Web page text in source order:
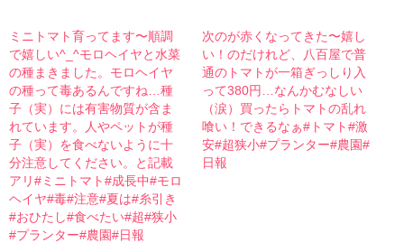
ミニトマト育ってます〜順調
で嬉しい^_^モロヘイヤと水菜
の種まきました。モロヘイヤ
の種って毒あるんですね…種
子（実）には有害物質が含ま
れています。人やペットが種
子（実）を食べないように十
分注意してください。と記載
アリ#ミニトマト#成長中#モロ
ヘイヤ#毒#注意#夏は#糸引き
#おひたし#食べたい#超#狭小
#プランター#農園#日報
次のが赤くなってきた〜嬉し
い！のだけれど、八百屋で普
通のトマトが一箱ぎっしり入
って380円…なんかむなしい
（涙）買ったらトマトの乱れ
喰い！できるなぁ#トマト#激
安#超狭小#プランター#農園#
日報